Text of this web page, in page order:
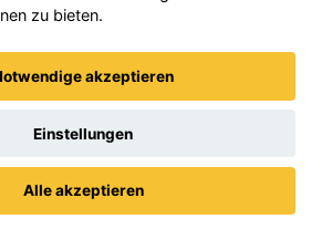
Kehren angenehm präzise ist.
wünschen, muss aber ohnehin
leben, dass es sich beim Frontera
Raumkonzept handelt“,
konjunkturmotor.de
KK, Dezember 2024)
zu bieten.
akzeptieren
Einstellungen
Alle akzeptieren